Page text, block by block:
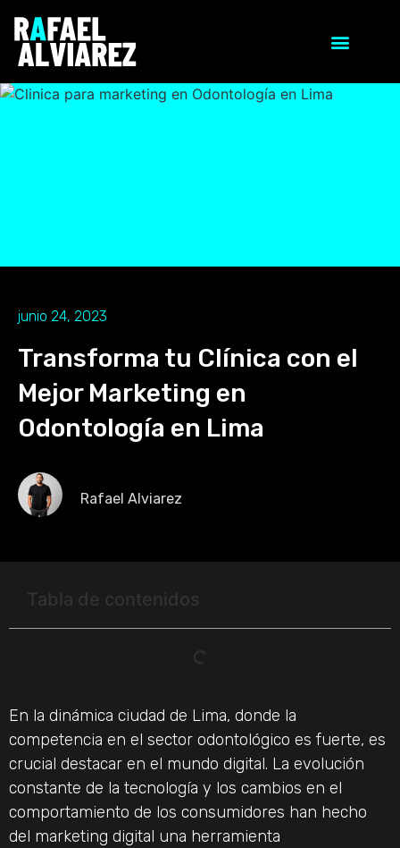
junio 24, 2023
Transforma tu Clínica con el
Mejor Marketing en
Odontología en Lima
Rafael Alviarez
Tabla de contenidos
En la dinámica ciudad de Lima, donde la
competencia en el sector odontológico es fuerte, es
crucial destacar en el mundo digital. La evolución
constante de la tecnología y los cambios en el
comportamiento de los consumidores han hecho
del marketing digital una herramienta